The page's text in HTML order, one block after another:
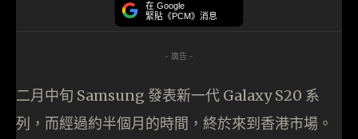
在 Google
緊貼《PCM》消息
- 廣告 -
二月中旬 Samsung 發表新一代 Galaxy S20 系
列，而經過約半個月的時間，終於來到香港市場。